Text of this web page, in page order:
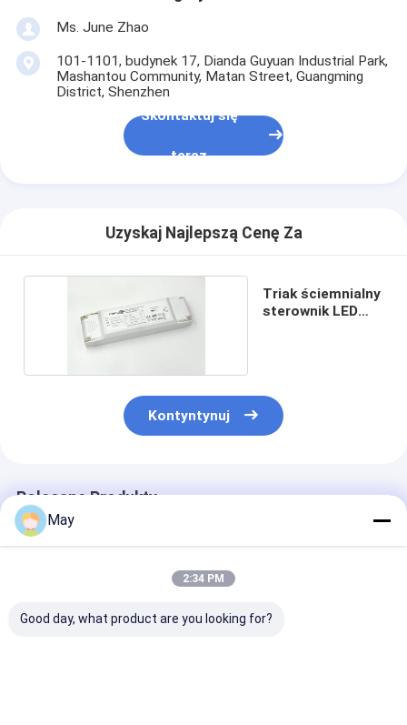
Ms. June Zhao
101-1101, budynek 17, Dianda Guyuan Industrial Park,
Mashantou Community, Matan Street, Guangming
District, Shenzhen
Skontaktuj się
teraz
Uzyskaj Najlepszą Cenę Za
Triak ściemnialny
sterownik LED
Kontyntynuj
Polecane Produkty
May
2:34 PM
Good day, what product are you looking for?